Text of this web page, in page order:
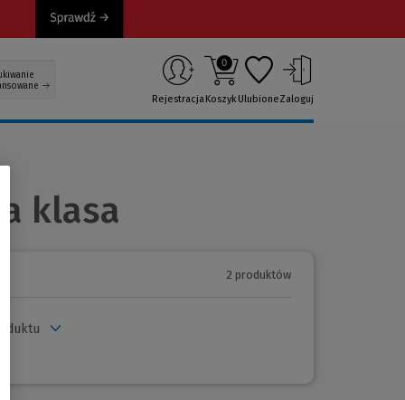
Rejestracja
0
KoszykUlubioneZaloguj
klasa
2 produktów